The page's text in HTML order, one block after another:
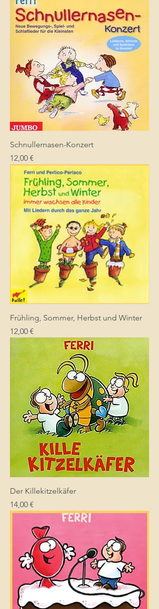
Schnullernasen-Konzert
Preis
12,00 €
Frühling, Sommer, Herbst und Winter
Preis
12,00 €
Der Killekitzelkäfer
Preis
14,00 €